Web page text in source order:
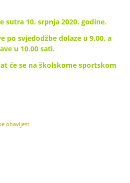
sutra 10. srpnja 2020. godine.
po svjedodžbe dolaze u 9.00, a
u 10.00 sati.
će se na školskome sportskom
obavijest